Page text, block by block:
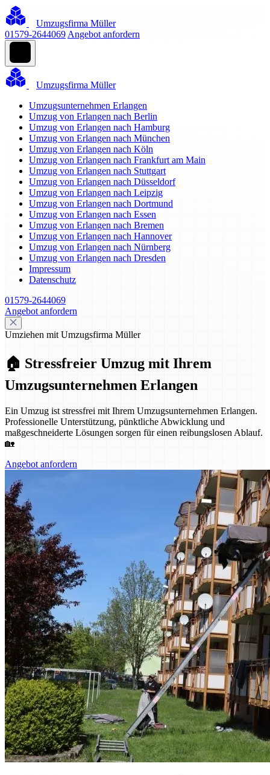
Umzugsfirma Müller
01579-2644069 Angebot anfordern
Umzugsfirma Müller
Umzugsunternehmen Erlangen
Umzug von Erlangen nach Berlin
Umzug von Erlangen nach Hamburg
Umzug von Erlangen nach München
Umzug von Erlangen nach Köln
Umzug von Erlangen nach Frankfurt am Main
Umzug von Erlangen nach Stuttgart
Umzug von Erlangen nach Düsseldorf
Umzug von Erlangen nach Leipzig
Umzug von Erlangen nach Dortmund
Umzug von Erlangen nach Essen
Umzug von Erlangen nach Bremen
Umzug von Erlangen nach Hannover
Umzug von Erlangen nach Nürnberg
Umzug von Erlangen nach Dresden
Impressum
Datenschutz
01579-2644069
Angebot anfordern
Umziehen mit Umzugsfirma Müller
🏠 Stressfreier Umzug mit Ihrem
Umzugsunternehmen Erlangen
Ein Umzug ist stressfrei mit Ihrem Umzugsunternehmen Erlangen.
Professionelle Unterstützung, pünktliche Abwicklung und
maßgeschneiderte Lösungen sorgen für einen reibungslosen Ablauf.
🏡
Angebot anfordern